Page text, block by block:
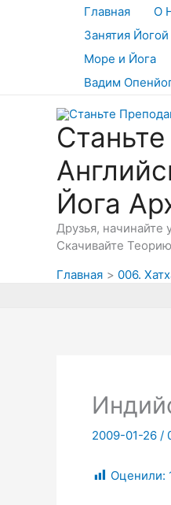
Главная О
Занятия
Море и Йога
Вадим
Йога
Друзья, начинайте
Скачивайте
Главная
006.
2009-01-26 /
Оценили: